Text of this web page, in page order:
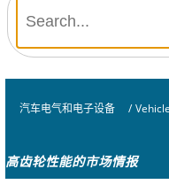
汽车电气和电子设备 /
高齿轮性能的市场情报